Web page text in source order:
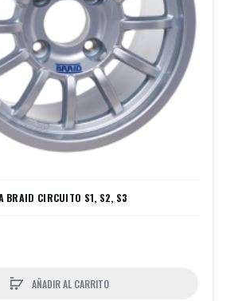
BRAID CIRCUITO S1, S2, S3
AÑADIR AL CARRITO